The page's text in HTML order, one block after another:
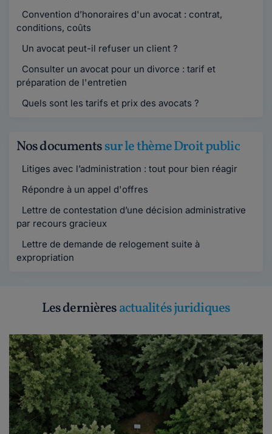
Convention d’honoraires d'un avocat : contrat,
conditions, coûts
Un avocat peut-il refuser un client ?
Consulter un avocat pour un divorce : tarif et
préparation de l'entretien
Quels sont les tarifs et prix des avocats ?
Nos documentssur le thème Droit public
Litiges avec l’administration : tout pour bien réagir
Répondre à un appel d'offres
Lettre de contestation d’une décision administrative
par recours gracieux
Lettre de demande de relogement suite à
expropriation
Les dernièresactualités juridiques